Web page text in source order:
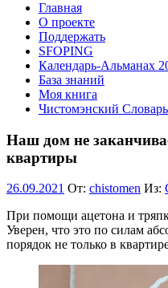
Главная
О проекте
Поддержать
SFOPING
Календарь-Альманах
База знаний
Моя книга
Чистомэнский
Наш дом не
квартиры
26.09.2021 От: chistomen Из:
При помощи ацетона и
Уверен, что это по силам
порядок не только в